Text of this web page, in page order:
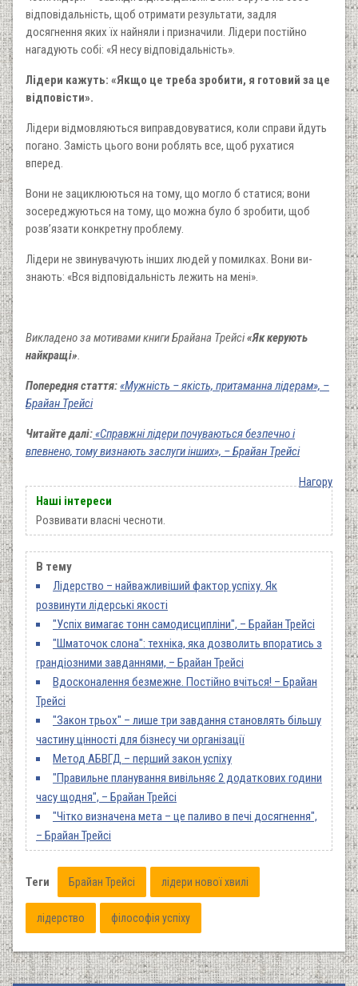
відповідальність, щоб отримати результати, задля
досягнення яких їх найняли і призначили. Лідери постійно
нагадують собі: «Я несу відповідальність».
Лідери кажуть: «Якщо це треба зробити, я готовий за це
відповісти».
Лідери відмовляються виправдовуватися, коли справи йдуть
погано. Замість цього вони роблять все, щоб рухатися
вперед.
Вони не зациклюються на тому, що могло б статися; вони
зосереджуються на тому, що можна було б зробити, щоб
розв’язати конкретну проблему.
Лідери не звинувачують інших людей у помилках. Вони ви­
знають: «Вся відповідальність лежить на мені».
Викладено за мотивами книги Брайана Трейсі«Як керують
найкращі».
Попередня стаття:«Мужність – якість, притаманна лідерам», –
Брайан Трейсі
Читайте далі:«Справжні лідери почуваються безпечно і
впевнено, тому визнають заслуги інших», – Брайан Трейсі
Нагору
Наші інтереси
Розвивати власні чесноти.
В тему
Лідерство – найважливіший фактор успіху. Як
розвинути лідерські якості
"Успіх вимагає тонн самодисципліни", – Брайан Трейсі
"Шматочок слона": техніка, яка дозволить впоратись з
грандіозними завданнями, – Брайан Трейсі
Вдосконалення безмежне. Постійно вчіться! – Брайан
Трейсі
"Закон трьох" – лише три завдання становлять більшу
частину цінності для бізнесу чи організації
Метод АБВГД – перший закон успіху
"Правильне планування вивільняє 2 додаткових години
часу щодня", – Брайан Трейсі
"Чітко визначена мета – це паливо в печі досягнення",
– Брайан Трейсі
Теги Брайан Трейсі лідери нової хвилі
лідерство філософія успіху